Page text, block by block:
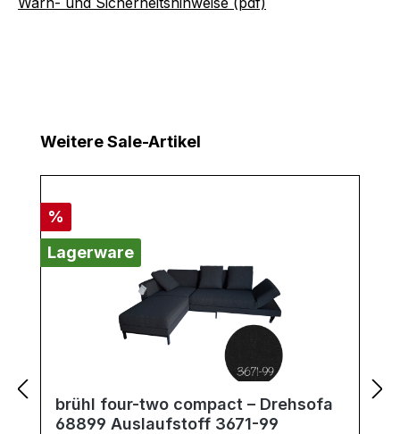
Produktgalerie überspringen
Weitere Sale-Artikel
Rabatt
%
Lagerware
brühl four-two compact – Drehsofa
68899 Auslaufstoff 3671-99